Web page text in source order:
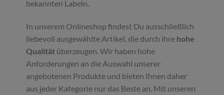
bekannten Labeln.
In unserem Onlineshop findest Du ausschließlich
liebevoll ausgewählte Artikel, die durch ihre hohe
Qualität überzeugen. Wir haben hohe
Anforderungen an die Auswahl unserer
angebotenen Produkte und bieten Ihnen daher
aus jeder Kategorie nur das Beste an. Mit unseren